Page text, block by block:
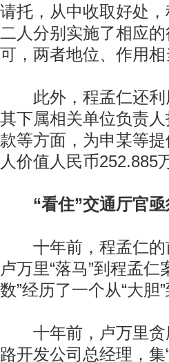
请托，从中收取好处
二人分别实施了相应
可，两者地位、作用相
此外，程孟仁还利
其下属相关单位负责
款等方面，为申某等
人价值人民币252.885
“看住”交通厅官
十年前，程孟仁的
卢万里“落马”到程孟
数”经历了一个从“大胆”
十年前，卢万里贪
路开发公司总经理，集